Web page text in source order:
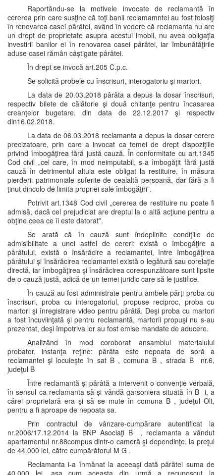
Raportându-se la motivele invocate de reclamantă în
cererea prin care susţine că toţi banii reclamamntei au fost folosiţi
în renovarea casei pârâtei, având în vedere că reclamanta nu are
un drept de proprietate asupra acestui imobil, nu avea obligaţia
investirii banilor ei în renovarea casei pârâtei, iar îmbunătăţirile
aduse casei rămân câştigate pârâtei.
În drept se invocă art.205 C.p.c.
Se solicită probele cu înscrisuri, interogatoriu şi martori.
La data de 20.03.2018 pârâta a depus la dosar înscrisuri,
respectiv bilete de călătorie şi două chitanţe pentru încasarea
creanţelor bugetare, din data de 22.12.2017 şi respectiv
din16.02.2018.
La data de 06.03.2018 reclamanta a depus la dosar cerere
precizatoare, prin care a invocat ca temei de drept dispoziţiile
privind îmbogăţirea fără justă cauză. În conformitate cu art.1345
Cod civil „cel care, în mod neimputabil, s-a îmbogăţit fără justă
cauză în detrimentul altuia este obligat la restituire, în măsura
pierderii patrimoniale suferite de cealaltă persoană, dar fără a fi
ţinut dincolo de limita propriei sale îmbogăţiri”.
Potrivit art.1348 Cod civil „cererea de restituire nu poate fi
admisă, dacă cel prejudiciat are dreptul la o altă acţiune pentru a
obţine ceea ce îi este datorat”.
Se arată că în cauză sunt îndeplinite condiţiile de
admisibilitate a unei astfel de cereri: există o îmbogăţire a
pârâtului, există o însărăcire a reclamantei, între îmbogăţirea
pârâtului şi însărăcirea reclamantei există o legătură sau corelaţie
directă, iar îmbogăţirea şi însărăcirea corespunzătoare sunt lipsite
de o cauză justă, adică de un temei juridic care să le justifice.
În cauză au fost administrate pentru ambele părţi proba cu
înscrisuri, proba cu interogatoriul, propuse reciproc, proba cu
martori şi înregistrare video pentru pârâtă. Deşi proba cu martori
a fost încuviinţată şi pentru reclamantă, martorii propuşi nu s-au
prezentat, deşi împotriva lor au fost emise mandate de aducere.
Analizând în mod coroborat ansamblul materialului
probator, instanţa reţine: pârâta este nepoata de soră a
reclamantei şi locuieşte în sat B , comuna B , strada B nr.6,
judeţul B
Între reclamantă şi pârâtă a intervenit o convenţie verbală,
în sensul ca reclamanta să-şi vândă garsoniera situată în B i, a
cărei proprietară era şi să se mute în comuna B , judeţul Olt,
pentru a fi aproape de nepoata sa.
Prin contractul de vânzare-cumpărare autentificat la
nr.2006/17.12.2014 la BNP Asociaţi B , reclamanta a vândut
apartamentul nr.88compus dintr-o cameră şi dependinţe, la preţul
de 44.000 lei, către cumpărătorul M G .
Reclamanta i-a înmânat la aceeaşi dată pârâtei suma de
40.000 lei, aşa cum aceasta din urmă a recunoscut la